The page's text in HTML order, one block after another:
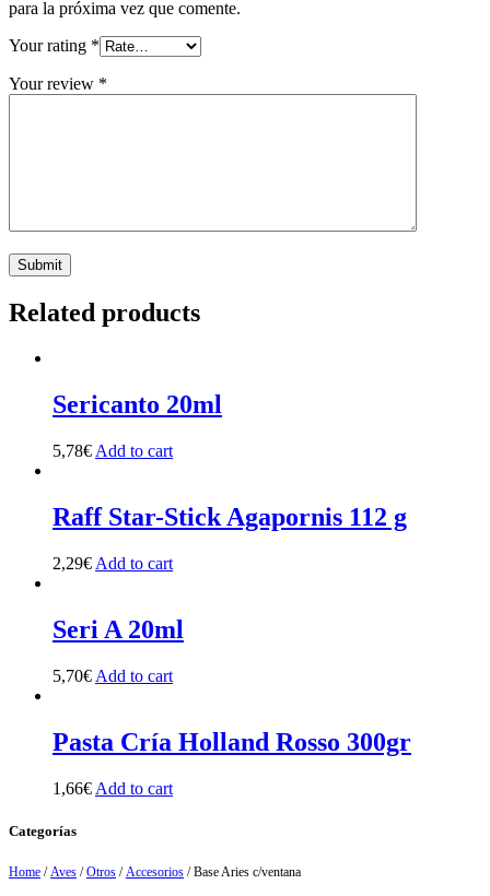
para la próxima vez que comente.
Your rating *
Your review *
Related products
Sericanto 20ml
5,78€ Add to cart
Raff Star-Stick Agapornis 112 g
2,29€ Add to cart
Seri A 20ml
5,70€ Add to cart
Pasta Cría Holland Rosso 300gr
1,66€ Add to cart
Categorías
Home /Aves /Otros /Accesorios / Base Aries c/ventana